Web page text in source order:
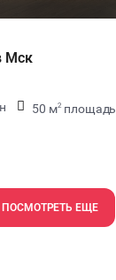
Мск
50 м2 площадь
ПОCМОТРЕТЬ ЕЩЕ